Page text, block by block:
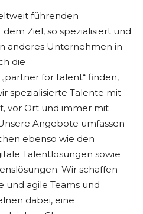
führenden
Ziel, so spezialisiert und
anderes Unternehmen in
die
for talent“ finden,
spezialisierte Talente mit
vor Ort und immer mit
Angebote umfassen
ebenso wie den
Talentlösungen sowie
Wir schaffen
und agile Teams und
dabei, eine